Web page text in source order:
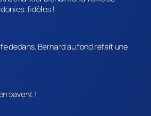
fidèles !
dedans, Bernard au fond refait une
bavent !